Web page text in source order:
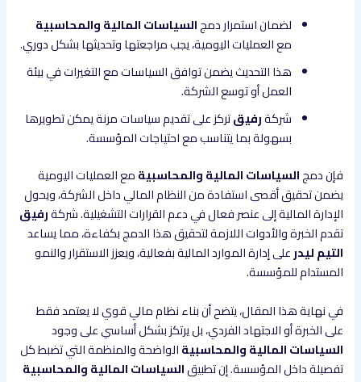
لضمان استمرار دمجالسياسات المالية والمحاسبية
مع العمليات اليومية، يجب مراجعتها وتحديثها بشكل دوري.
هذا التحديث يضمن توافق السياسات مع التغيرات في بيئة
العمل أو توسع الشركة.
شركةرفيقتركز على تقديم سياسات مرنة يمكن تطويرها
بسهولة بما يتناسب مع احتياجات المؤسسة.
فإن دمجالسياسات المالية والمحاسبيةمع العمليات اليومية
يضمن تحقيق أقصى استفادة من النظام المالي داخل الشركة، ويحول
الإدارة المالية إلى عنصر فعال في دعم القرارات التشغيلية. شركةرفيق
تقدم الخبرة والأدوات اللازمة لتحقيق هذا الدمج بكفاءة، مما يساعد
التيم ليدرعلى إدارة الموارد المالية بفعالية، ويعزز الاستقرار والنمو
المستدام للمؤسسة.
في نهاية هذا المقال، يتضح أن بناء نظام مالي قوي لا يعتمد فقط
على الخبرة أو الاجتهاد الفردي، بل يرتكز بشكل أساسي على وجود
السياسات المالية والمحاسبيةالواضحة والمنظمة التي تضبط كل
تفصيلة داخل المؤسسة. إن تطبيقالسياسات المالية والمحاسبية